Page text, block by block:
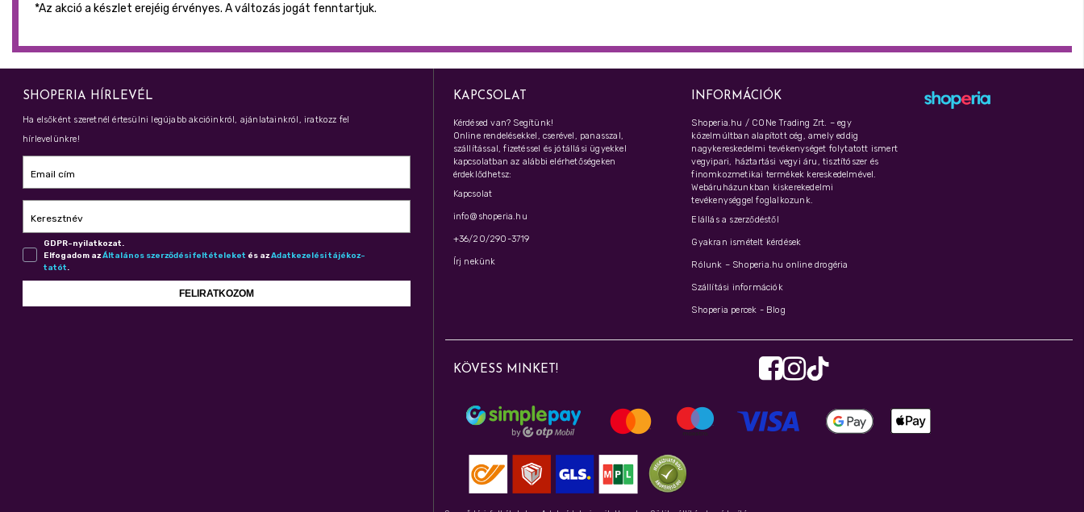
*Az akció a készlet erejéig érvényes. A változás jogát fenntartjuk.
SHOPERIA HÍRLEVÉL
Ha elsőként szeretnél értesülni legújabb akcióinkról, ajánlatainkról, iratkozz fel
hírlevelünkre!
Email cím
Keresztnév
GDPR-nyilatkozat.
Elfogadom azÁl­ta­lá­nos szer­ző­dé­si fel­té­te­le­ket és azAdat­ke­ze­lé­si tá­jé­koz­
ta­tót.
FELIRATKOZOM
KAPCSOLAT
Kérdésed van? Segítünk!
Online rendelésekkel, cserével, panasszal,
szállítással, fizetéssel és jótállási ügyekkel
kapcsolatban az alábbi elérhetőségeken
érdeklődhetsz:
Kapcsolat
info@shoperia.hu
+36/20/290-3719
Írj nekünk
INFORMÁCIÓK
Shoperia.hu / CONe Trading Zrt. – egy
közelmúltban alapított cég, amely eddig
nagykereskedelmi tevékenységet folytatott ismert
vegyipari, háztartási vegyi áru, tisztítószer és
finomkozmetikai termékek kereskedelmével.
Webáruházunkban kiskerekedelmi
tevékenységgel foglalkozunk.
Elállás a szerződéstől
Gyakran ismételt kérdések
Rólunk – Shoperia.hu online drogéria
Szállítási információk
Shoperia percek - Blog
KÖVESS MINKET!